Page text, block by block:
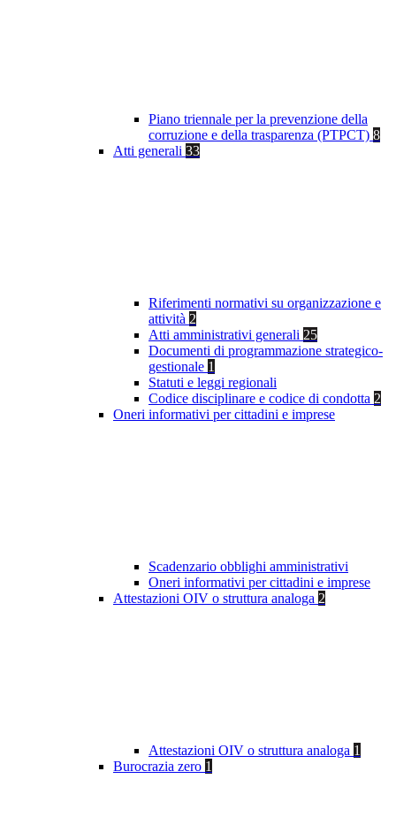
Piano triennale per la prevenzione della
corruzione e della trasparenza (PTPCT) 8
Atti generali 33
Riferimenti normativi su organizzazione e
attività 2
Atti amministrativi generali 25
Documenti di programmazione strategico-
gestionale 1
Statuti e leggi regionali
Codice disciplinare e codice di condotta 2
Oneri informativi per cittadini e imprese
Scadenzario obblighi amministrativi
Oneri informativi per cittadini e imprese
Attestazioni OIV o struttura analoga 2
Attestazioni OIV o struttura analoga 1
Burocrazia zero 1